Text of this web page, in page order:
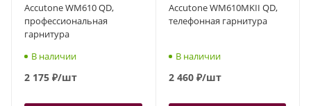
Accutone WM610 QD,
профессиональная
гарнитура
В наличии
2 175 ₽/шт
Accutone WM610MKII QD,
телефонная гарнитура
В наличии
2 460₽/шт